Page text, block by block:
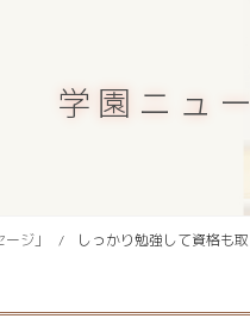
学園ニュ
ジ」 しっかり勉強して資格も